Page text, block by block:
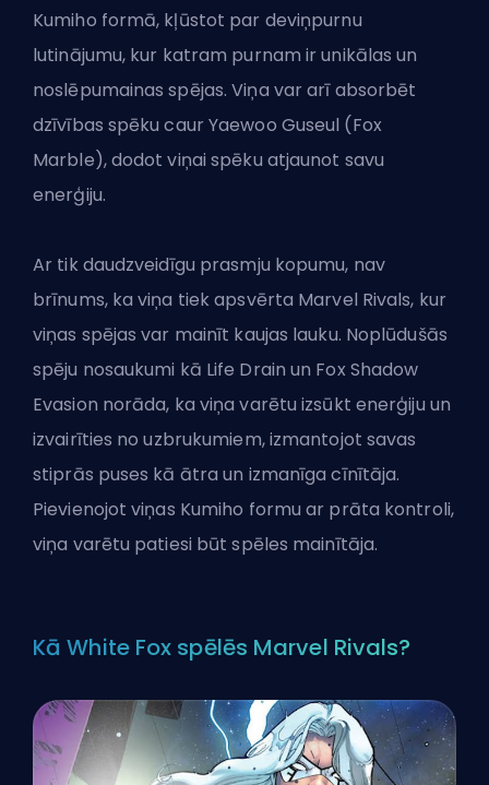
Kumiho formā, kļūstot par deviņpurnu
lutinājumu, kur katram purnam ir unikālas un
noslēpumainas spējas. Viņa var arī absorbēt
dzīvības spēku caur Yaewoo Guseul (Fox
Marble), dodot viņai spēku atjaunot savu
enerģiju.
Ar tik daudzveidīgu prasmju kopumu, nav
brīnums, ka viņa tiek apsvērta Marvel Rivals, kur
viņas spējas var mainīt kaujas lauku. Noplūdušās
spēju nosaukumi kā Life Drain un Fox Shadow
Evasion norāda, ka viņa varētu izsūkt enerģiju un
izvairīties no uzbrukumiem, izmantojot savas
stiprās puses kā ātra un izmanīga cīnītāja.
Pievienojot viņas Kumiho formu ar prāta kontroli,
viņa varētu patiesi būt spēles mainītāja.
Kā White Fox spēlēs Marvel Rivals?